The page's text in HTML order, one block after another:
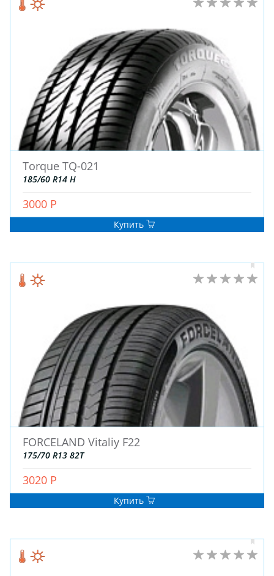
ЗИМНИЕ
ЛЕТНИЕ
ДЛЯ СПЕЦТЕХНИКИ
Torque TQ-021
185/60 R14 H
3000 Р
Купить
FORCELAND Vitaliy F22
175/70 R13 82T
3020 Р
Купить